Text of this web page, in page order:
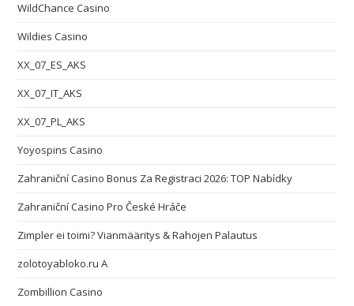
WildChance Casino
Wildies Casino
XX_07_ES_AKS
XX_07_IT_AKS
XX_07_PL_AKS
Yoyospins Casino
Zahraniční Casino Bonus Za Registraci 2026: TOP Nabídky
Zahraniční Casino Pro České Hráče
Zimpler ei toimi? Vianmääritys & Rahojen Palautus
zolotoyabloko.ru A
Zombillion Casino